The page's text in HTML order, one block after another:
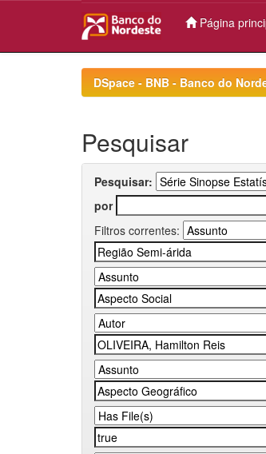
Página
DSpace - BNB - Banco do
Pesquisar
Pesquisar:
por
Filtros correntes: